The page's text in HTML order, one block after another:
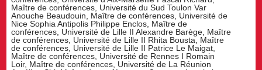
Maître de conférences, Université du Sud Toulon Var
Anouche Beaudouin, Maître de conférences, Université de
Nice Sophia Antipolis Philippe Enclos, Maître de
conférences, Université de Lille II Alexandre Barège, Maître
de conférences, Université de Lille II Rhita Bousta, Maître
de conférences, Université de Lille II Patrice Le Maigat,
Maître de conférences, Université de Rennes I Romain
Loir, Maître de conférences, Université de La Réunion